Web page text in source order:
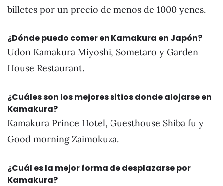
billetes por un precio de menos de 1000 yenes.
¿Dónde puedo comer en Kamakura en Japón?
Udon Kamakura Miyoshi, Sometaro y Garden
House Restaurant.
¿Cuáles son los mejores sitios donde alojarse en
Kamakura?
Kamakura Prince Hotel, Guesthouse Shiba fu y
Good morning Zaimokuza.
¿Cuál es la mejor forma de desplazarse por
Kamakura?